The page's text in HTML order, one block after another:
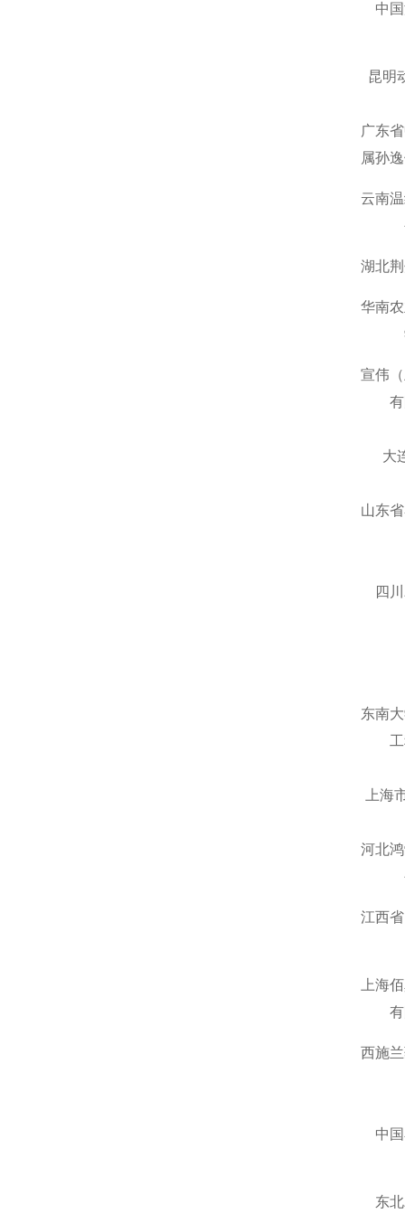
中
昆明
广东
属孙
云南
湖北
华南
宣伟
大
山东
四
东南
上海
河北
江西
上海
西施
中
东